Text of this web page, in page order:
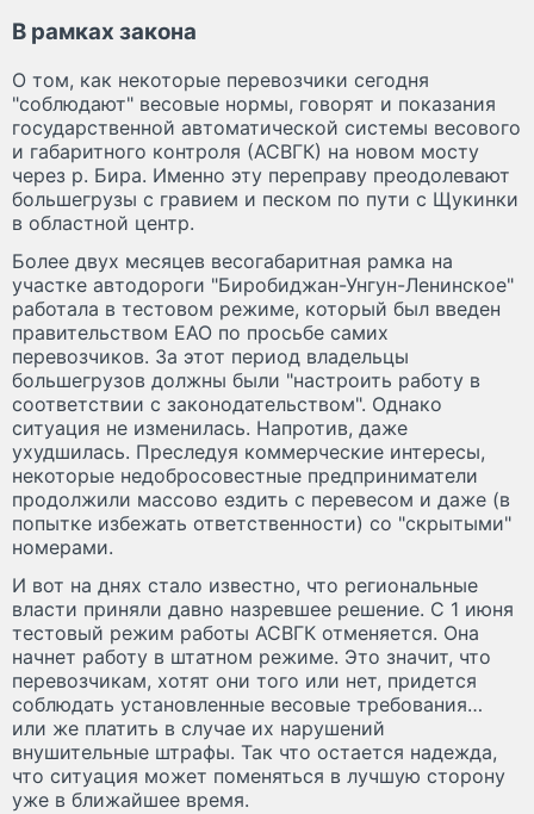
В рамках закона
О том, как некоторые перевозчики сегодня
"соблюдают" весовые нормы, говорят и показания
государственной автоматической системы весового
и габаритного контроля (АСВГК) на новом мосту
через р. Бира. Именно эту переправу преодолевают
большегрузы с гравием и песком по пути с Щукинки
в областной центр.
Более двух месяцев весогабаритная рамка на
участке автодороги "Биробиджан-Унгун-Ленинское"
работала в тестовом режиме, который был введен
правительством ЕАО по просьбе самих
перевозчиков. За этот период владельцы
большегрузов должны были "настроить работу в
соответствии с законодательством". Однако
ситуация не изменилась. Напротив, даже
ухудшилась. Преследуя коммерческие интересы,
некоторые недобросовестные предприниматели
продолжили массово ездить с перевесом и даже (в
попытке избежать ответственности) со "скрытыми"
номерами.
И вот на днях стало известно, что региональные
власти приняли давно назревшее решение. С 1 июня
тестовый режим работы АСВГК отменяется. Она
начнет работу в штатном режиме. Это значит, что
перевозчикам, хотят они того или нет, придется
соблюдать установленные весовые требования…
или же платить в случае их нарушений
внушительные штрафы. Так что остается надежда,
что ситуация может поменяться в лучшую сторону
уже в ближайшее время.